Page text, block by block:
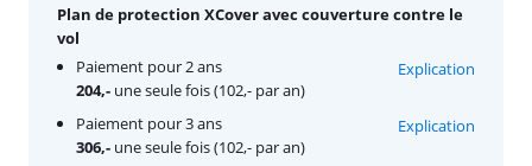
Plan de protection XCover avec couverture contre le
vol
Paiement pour 2 ans
204,- une seule fois (102,- par an)
Explication
Paiement pour 3 ans
306,- une seule fois (102,- par an)
Explication